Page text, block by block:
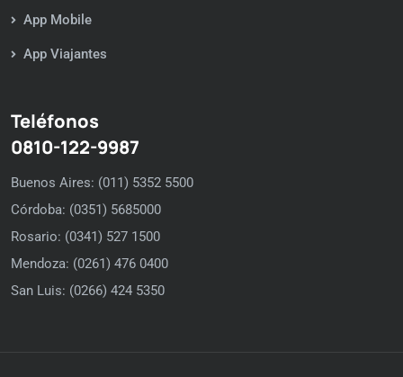
App Mobile
App Viajantes
Teléfonos
0810-122-9987
Buenos Aires: (011) 5352 5500
Córdoba: (0351) 5685000
Rosario: (0341) 527 1500
Mendoza: (0261) 476 0400
San Luis: (0266) 424 5350